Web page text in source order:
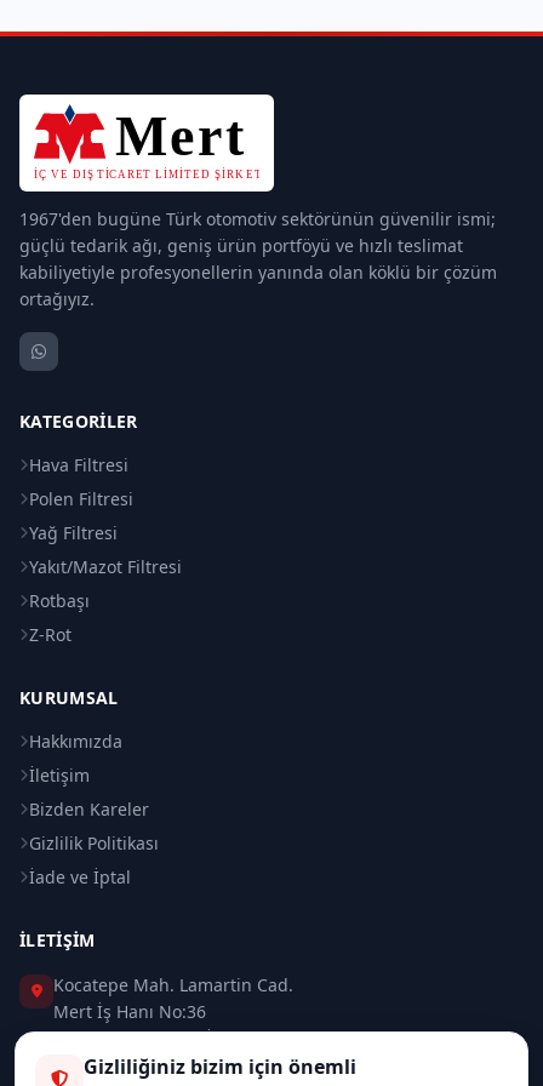
1967'den bugüne Türk otomotiv sektörünün güvenilir ismi;
güçlü tedarik ağı, geniş ürün portföyü ve hızlı teslimat
kabiliyetiyle profesyonellerin yanında olan köklü bir çözüm
ortağıyız.
KATEGORILER
Hava Filtresi
Polen Filtresi
Yağ Filtresi
Yakıt/Mazot Filtresi
Rotbaşı
Z-Rot
KURUMSAL
Hakkımızda
İletişim
Bizden Kareler
Gizlilik Politikası
İade ve İptal
İLETIŞIM
Kocatepe Mah. Lamartin Cad.
Mert İş Hanı No:36
Taksim / Beyoğlu / İSTANBUL
Gizliliğiniz bizim için önemli